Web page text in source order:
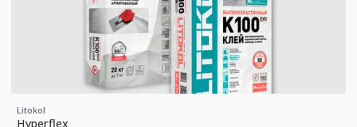
Litokol
Hyperflex